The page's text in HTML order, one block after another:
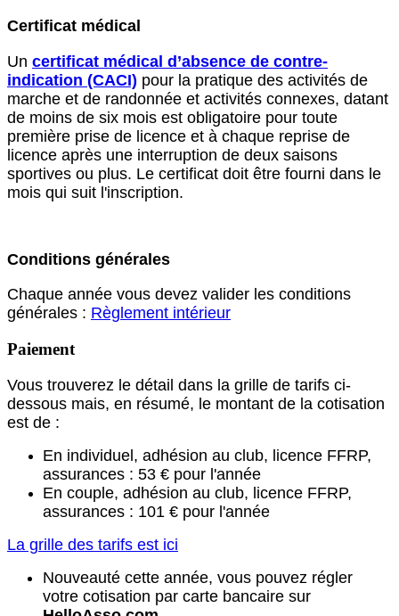
Certificat médical
Un certificat médical d’absence de contre-
indication (CACI) pour la pratique des activités de
marche et de randonnée et activités connexes, datant
de moins de six mois est obligatoire pour toute
première prise de licence et à chaque reprise de
licence après une interruption de deux saisons
sportives ou plus. Le certificat doit être fourni dans le
mois qui suit l'inscription.
Conditions générales
Chaque année vous devez valider les conditions
générales : Règlement intérieur
Paiement
Vous trouverez le détail dans la grille de tarifs ci-
dessous mais, en résumé, le montant de la cotisation
est de :
En individuel, adhésion au club, licence FFRP,
assurances : 53 € pour l'année
En couple, adhésion au club, licence FFRP,
assurances : 101 € pour l'année
La grille des tarifs est ici
Nouveauté cette année, vous pouvez régler
votre cotisation par carte bancaire sur